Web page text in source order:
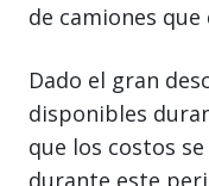
de camiones
Dado el gran
disponibles
que los costos
durante este